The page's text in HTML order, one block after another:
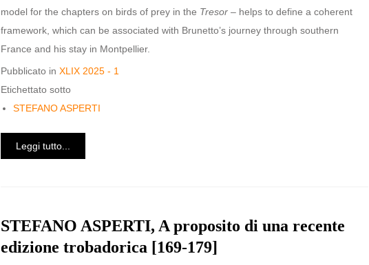
model for the chapters on birds of prey in the Tresor – helps to define a coherent
framework, which can be associated with Brunetto’s journey through southern
France and his stay in Montpellier.
Pubblicato in XLIX 2025 - 1
Etichettato sotto
STEFANO ASPERTI
Leggi tutto...
STEFANO ASPERTI, A proposito di una recente
edizione trobadorica [169-179]